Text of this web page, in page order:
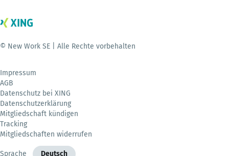
© New Work SE | Alle Rechte vorbehalten
Impressum
AGB
Datenschutz bei XING
Datenschutzerklärung
Mitgliedschaft kündigen
Tracking
Mitgliedschaften widerrufen
Sprache Deutsch